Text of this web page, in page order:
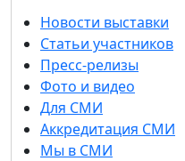
Новости выставки
Статьи участников
Пресс-релизы
Фото и видео
Для СМИ
Аккредитация СМИ
Мы в СМИ